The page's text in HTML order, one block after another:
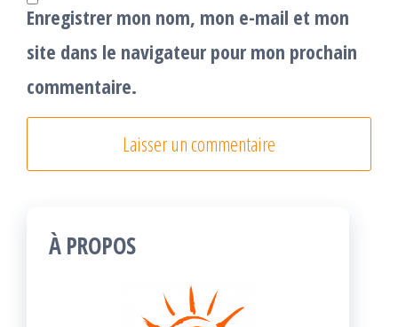
Enregistrer mon nom, mon e-mail et mon
site dans le navigateur pour mon prochain
commentaire.
À PROPOS